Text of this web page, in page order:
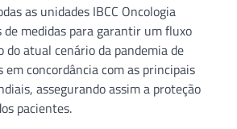
as unidades IBCC Oncologia
medidas para garantir um fluxo
do atual cenário da pandemia de
em concordância com as principais
assegurando assim a proteção
pacientes.